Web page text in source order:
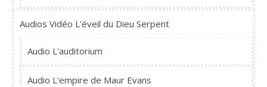
Audios Vidéo L'éveil du Dieu Serpent
Audio L'auditorium
Audio L'empire de Maur Evans